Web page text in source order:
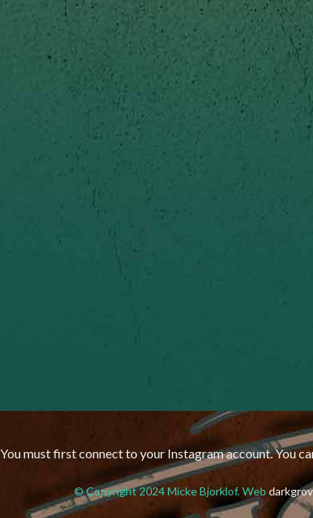
You must first connect to your Instagram account. You
© Copyright 2024 Micke Bjorklof. Web